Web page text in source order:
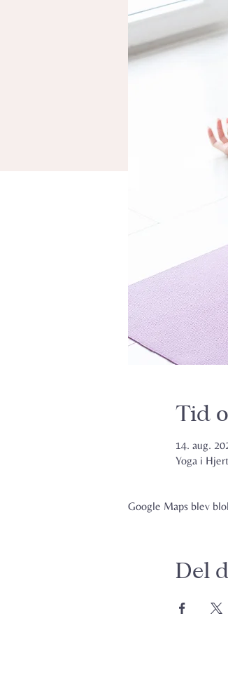
Tid
14. aug.
Yoga i
Google Maps blev
Del